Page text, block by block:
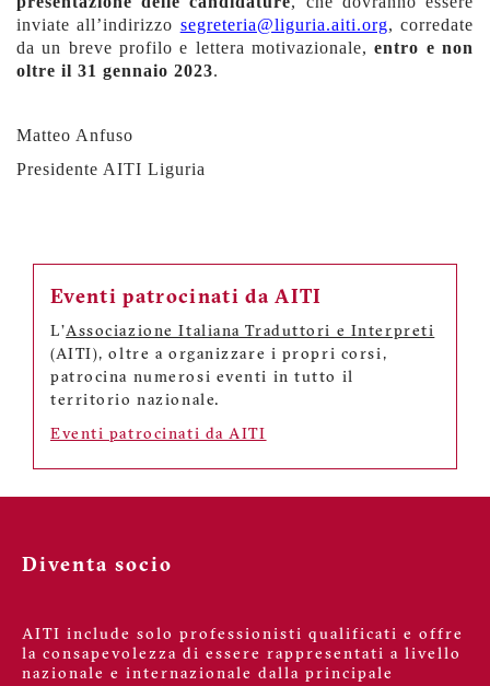
inviate all’indirizzo segreteria@liguria.aiti.org, corredate
da un breve profilo e lettera motivazionale,entro e non
oltre il 31 gennaio 2023.
Matteo Anfuso
Presidente AITI Liguria
Eventi patrocinati da AITI
L'Associazione Italiana Traduttori e Interpreti
(AITI), oltre a organizzare i propri corsi,
patrocina numerosi eventi in tutto il
territorio nazionale.
Eventi patrocinati da AITI
Diventa socio
AITI include solo professionisti qualificati e offre
la consapevolezza di essere rappresentati a livello
nazionale e internazionale dalla principale